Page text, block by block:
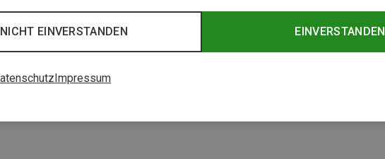
EINVERSTANDEN
NICHT EINVERSTANDEN
Impressum